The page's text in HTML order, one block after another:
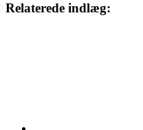
Relaterede indlæg: